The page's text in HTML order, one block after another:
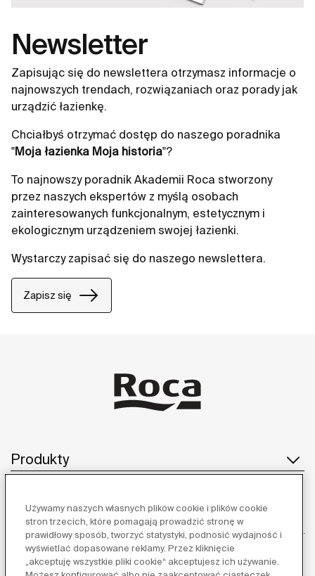
Newsletter
Zapisując się do newslettera otrzymasz informacje o
najnowszych trendach, rozwiązaniach oraz porady jak
urządzić łazienkę.
Chciałbyś otrzymać dostęp do naszego poradnika
"Moja łazienka Moja historia"?
To najnowszy poradnik Akademii Roca stworzony
przez naszych ekspertów z myślą osobach
zainteresowanych funkcjonalnym, estetycznym i
ekologicznym urządzeniem swojej łazienki.
Wystarczy zapisać się do naszego newslettera.
Zapisz się
Produkty
Obsługa klienta
Używamy naszych własnych plików cookie i plików cookie
stron trzecich, które pomagają prowadzić stronę w
prawidłowy sposób, tworzyć statystyki, podnosić wydajność i
wyświetlać dopasowane reklamy. Przez kliknięcie
„akceptuję wszystkie pliki cookie“ akceptujesz ich używanie.